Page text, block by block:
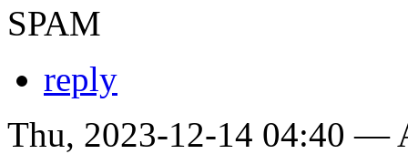
SPAM
reply
Thu, 2023-12-14 04:40 —